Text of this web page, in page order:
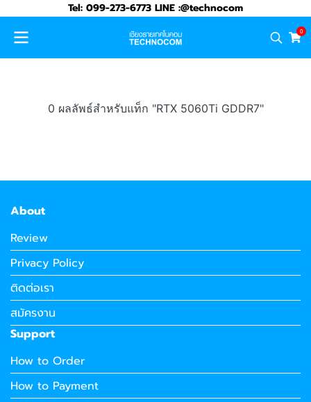
Tel: 099-273-6773 LINE :@technocom
0
0 ผลลัพธ์สำหรับแท็ก "RTX 5060Ti GDDR7"
About
Review
Privacy Policy
ติดต่อเรา
สมัครงาน
Support
How to Order
How to Payment